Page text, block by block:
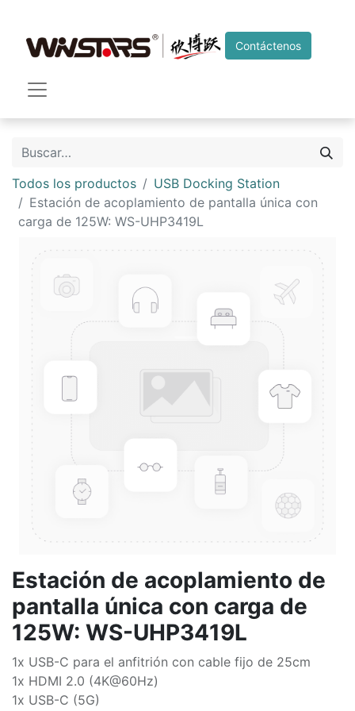
Contáctenos
Todos los productos
USB Docking Station
Estación de acoplamiento de pantalla única con
carga de 125W: WS-UHP3419L
Estación de acoplamiento de
pantalla única con carga de
125W: WS-UHP3419L
1x USB-C para el anfitrión con cable fijo de 25cm
1x HDMI 2.0 (4K@60Hz)
1x USB-C (5G)